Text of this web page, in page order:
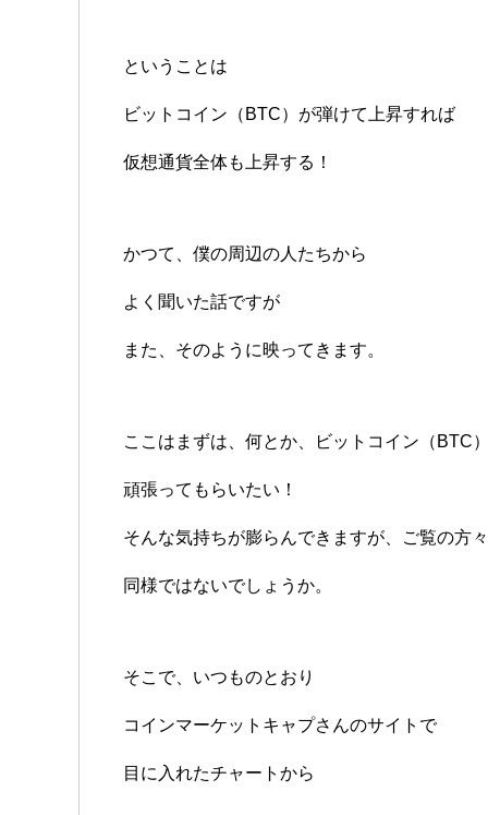
ということは
ビットコイン（BTC）が弾けて上昇すれば
仮想通貨全体も上昇する！
かつて、僕の周辺の人たちから
よく聞いた話ですが
また、そのように映ってきます。
ここはまずは、何とか、ビットコイン（BTC
頑張ってもらいたい！
そんな気持ちが膨らんできますが、ご覧の方
同様ではないでしょうか。
そこで、いつものとおり
コインマーケットキャプさんのサイトで
目に入れたチャートから